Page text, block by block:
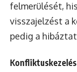
felmerülését,
visszajelzést a
pedig a